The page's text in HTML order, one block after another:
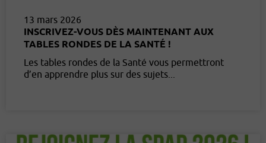
13 mars 2026
INSCRIVEZ-VOUS DÈS MAINTENANT AUX
TABLES RONDES DE LA SANTÉ !
Les tables rondes de la Santé vous permettront
d’en apprendre plus sur des sujets...